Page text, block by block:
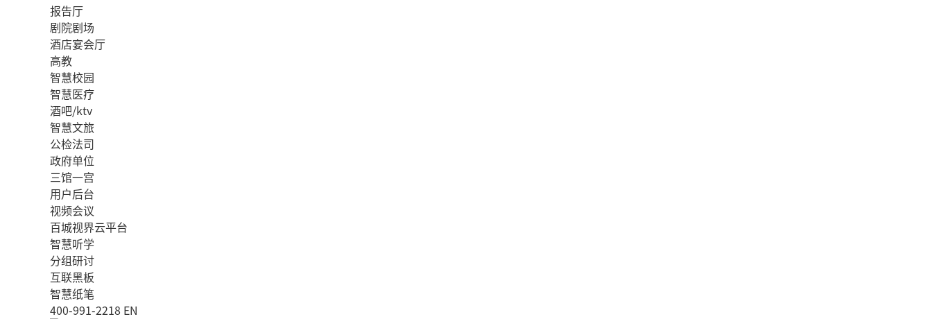
报告厅
剧院剧场
酒店宴会厅
高教
智慧校园
智慧医疗
酒吧/ktv
智慧文旅
公检法司
政府单位
三馆一宫
用户后台
视频会议
百城视界云平台
智慧听学
分组研讨
互联黑板
智慧纸笔
400-991-2218 EN